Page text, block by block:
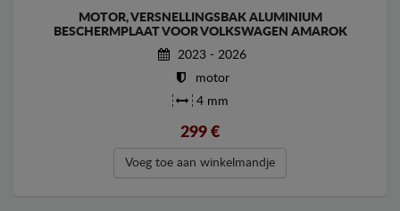
MOTOR, VERSNELLINGSBAK ALUMINIUM
BESCHERMPLAAT VOOR VOLKSWAGEN AMAROK
2023 - 2026
motor
4 mm
299 €
Voeg toe aan winkelmandje